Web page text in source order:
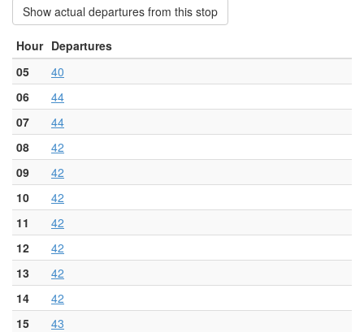
Show actual departures from this stop
Hour Departures
05
40
06
44
07
44
08
42
09
42
10
42
11
42
12
42
13
42
14
42
15
43